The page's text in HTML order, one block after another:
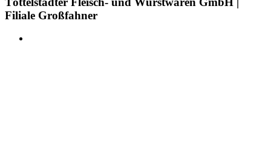
Filiale Großfahner